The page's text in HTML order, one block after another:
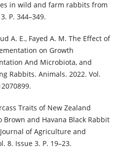
in wild and farm rabbits from
P. 344–349.
A. E., Fayed A. M. The Effect of
on Growth
And Microbiota, and
Rabbits. Animals. 2022. Vol.
Traits of New Zealand
and Havana Black Rabbit
of Agriculture and
8. Issue 3. P. 19–23.